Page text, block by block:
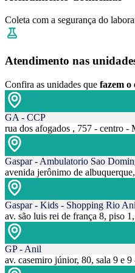
Coleta com a segurança do
Atendimento nas
Confira as unidades que fazem o
GA - CCP
rua dos afogados , 757 - centro -
Gaspar - Ambulatorio Sao
avenida jerônimo de
Gaspar - Kids - Shopping Rio
av. são luis rei de frança 8, piso
GP - Anil
av. casemiro júnior, 80, sala 9 e